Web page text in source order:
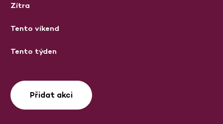
Zítra
Tento víkend
Tento týden
Přidat akci